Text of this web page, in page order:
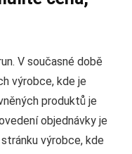
V současné době
výrobce, kde je
produktů je
objednávky je
výrobce, kde